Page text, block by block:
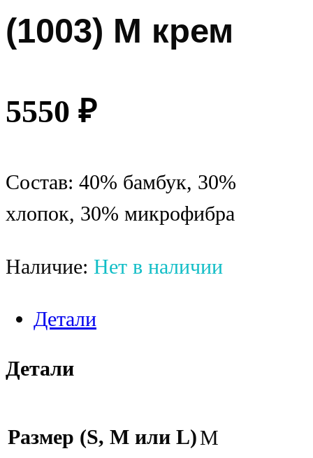
(1003) M крем
5550 ₽
Состав: 40% бамбук, 30%
хлопок, 30% микрофибра
Наличие: Нет в наличии
Детали
Детали
Размер (S, M или L)M